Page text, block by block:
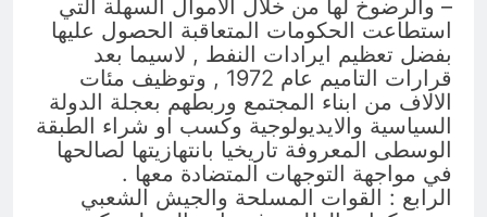
– والرضوخ لها من خلال الاموال السهلة التي
استطاعت الحكومات المتعاقبة الحصول عليها
بفضل تعظيم ايرادات النفط , لاسيما بعد
قرارات التاميم عام 1972 , وتوظيف مئات
الالاف من ابناء المجتمع وربطهم بعجلة الدولة
السياسية والايديولوجية وكسب او شراء الطبقة
الوسطى المعروفة تاريخيا بانتهازيتها لصالحها
في مواجهة التوجهات المتضادة معها .
الرابع : القوات المسلحة والجيش الشعبي